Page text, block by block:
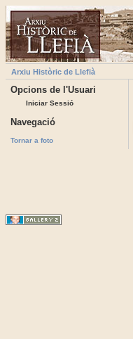
Arxiu Històric de Llefià
Opcions de l'Usuari
Iniciar Sessió
Navegació
Tornar a foto